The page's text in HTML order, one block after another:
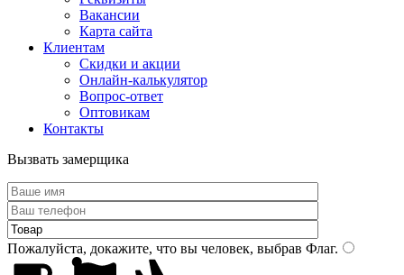
Вакансии
Карта сайта
Клиентам
Скидки и акции
Онлайн-калькулятор
Вопрос-ответ
Оптовикам
Контакты
Вызвать замерщика
Пожалуйста, докажите, что вы человек, выбрав Флаг.